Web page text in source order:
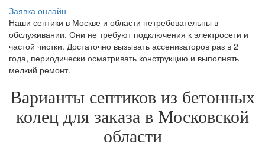
Заявка онлайн
Наши септики в Москве и области нетребовательны в
обслуживании. Они не требуют подключения к электросети и
частой чистки. Достаточно вызывать ассенизаторов раз в 2
года, периодически осматривать конструкцию и выполнять
мелкий ремонт.
Варианты септиков из бетонных
колец для заказа в Московской
области